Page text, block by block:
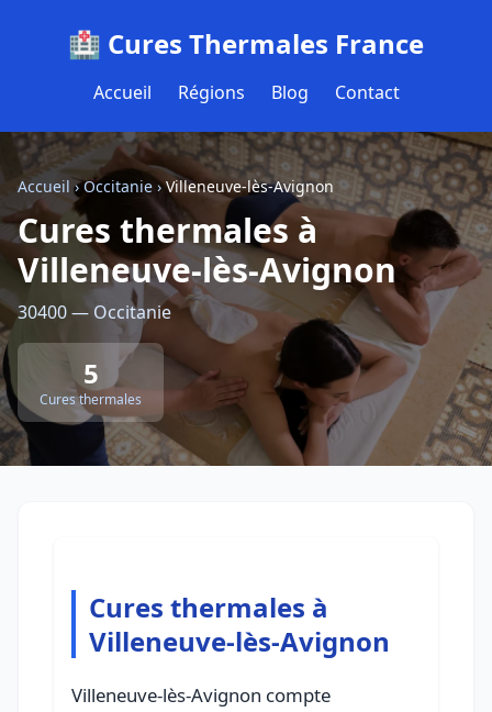
🏥 Cures Thermales France
Accueil Régions Blog Contact
Accueil ›Occitanie ›Villeneuve-lès-Avignon
Cures thermales à
Villeneuve-lès-Avignon
30400 — Occitanie
5
Cures thermales
Cures thermales à
Villeneuve-lès-Avignon
Villeneuve-lès-Avignon compte